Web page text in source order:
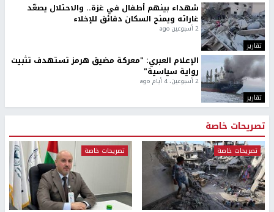
تقارير
شهداء بينهم أطفال في غزة.. والاحتلال يصعّد
غاراته ويمنح السكان دقائق للإخلاء
2 أسبوعين ago
تقارير
الإعلام العبري: "معركة مضيق هرمز تستهدف تثبيت
رواية سياسية"
2 أسبوعين، 4 أيام ago
تصريحات خاصة
تصريحات خاصة تصريحات خاصة